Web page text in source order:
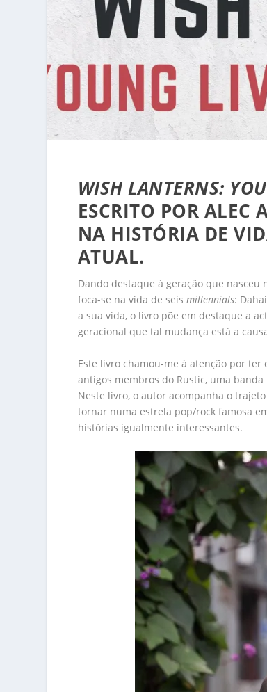
WISH LANTERNS:
ESCRITO POR ALEC
NA HISTÓRIA DE
ATUAL.
Dando destaque à geração que
foca-se na vida de seis millennials:
a sua vida, o livro põe em destaque a
geracional que tal mudança está a
Este livro chamou-me à atenção por ter
antigos membros do Rustic, uma
Neste livro, o autor acompanha o
tornar numa estrela pop/rock famosa
histórias igualmente interessantes.